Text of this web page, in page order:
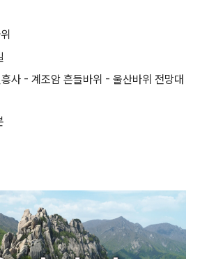
사 - 계조암 흔들바위 - 울산바위 전망대